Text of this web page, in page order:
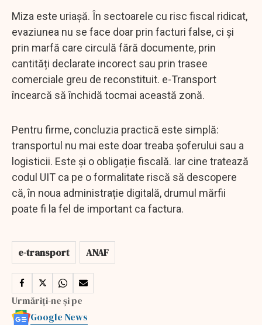
Miza este uriașă. În sectoarele cu risc fiscal ridicat,
evaziunea nu se face doar prin facturi false, ci și
prin marfă care circulă fără documente, prin
cantități declarate incorect sau prin trasee
comerciale greu de reconstituit. e-Transport
încearcă să închidă tocmai această zonă.
Pentru firme, concluzia practică este simplă:
transportul nu mai este doar treaba șoferului sau a
logisticii. Este și o obligație fiscală. Iar cine tratează
codul UIT ca pe o formalitate riscă să descopere
că, în noua administrație digitală, drumul mărfii
poate fi la fel de important ca factura.
e-transport ANAF
Urmăriți-ne și pe
Google News